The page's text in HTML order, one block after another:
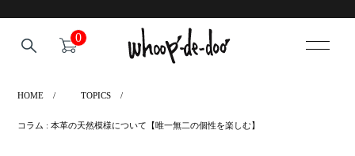
0
HOME TOPICS
コラム : 本革の天然模様について【唯一無二の個性を楽しむ】